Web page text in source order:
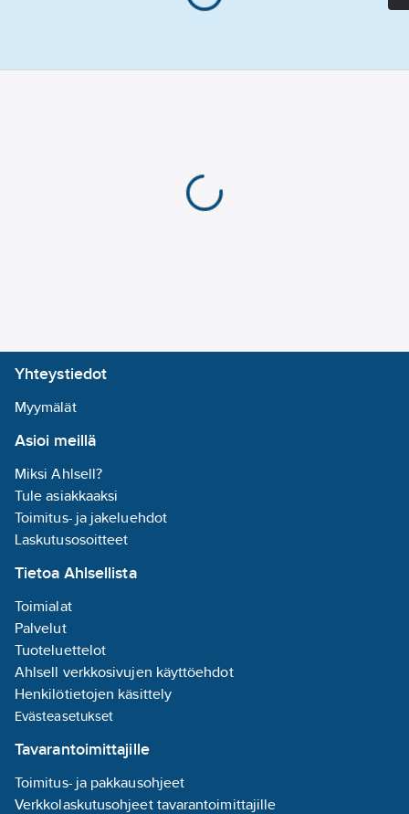
Yhteystiedot
Myymälät
Asioi meillä
Miksi Ahlsell?
Tule asiakkaaksi
Toimitus- ja jakeluehdot
Laskutusosoitteet
Tietoa Ahlsellista
Toimialat
Palvelut
Tuoteluettelot
Ahlsell verkkosivujen käyttöehdot
Henkilötietojen käsittely
Evästeasetukset
Tavarantoimittajille
Toimitus- ja pakkausohjeet
Verkkolaskutusohjeet tavarantoimittajille